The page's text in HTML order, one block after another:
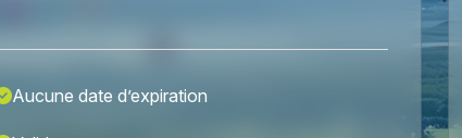
Aucune date d’expiration